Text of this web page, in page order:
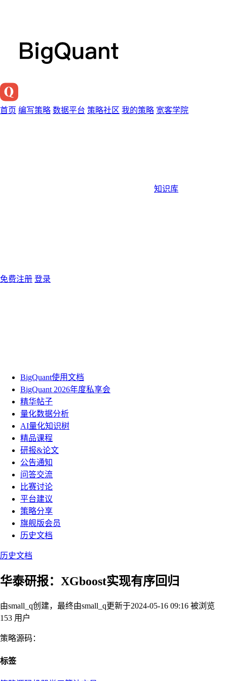
首页 编写策略 数据平台 策略社区 我的策略 宽客学院
知识库
免费注册 登录
BigQuant使用文档
BigQuant 2026年度私享会
精华帖子
量化数据分析
AI量化知识树
精品课程
研报&论文
公告通知
问答交流
比赛讨论
平台建议
策略分享
旗舰版会员
历史文档
历史文档
华泰研报：XGboost实现有序回归
由small_q创建，最终由small_q更新于2024-05-16 09:16 被浏览
153 用户
策略源码：
标签